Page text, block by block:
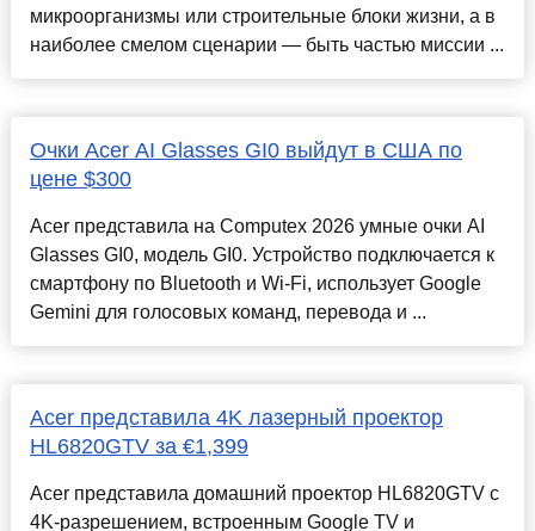
микроорганизмы или строительные блоки жизни, а в
наиболее смелом сценарии — быть частью миссии ...
Очки Acer AI Glasses GI0 выйдут в США по
цене $300
Acer представила на Computex 2026 умные очки AI
Glasses GI0, модель GI0. Устройство подключается к
смартфону по Bluetooth и Wi-Fi, использует Google
Gemini для голосовых команд, перевода и ...
Acer представила 4K лазерный проектор
HL6820GTV за €1,399
Acer представила домашний проектор HL6820GTV с
4K-разрешением, встроенным Google TV и